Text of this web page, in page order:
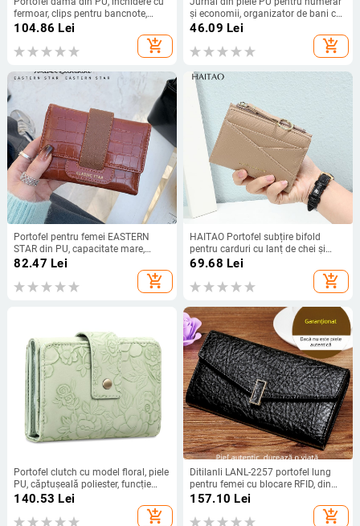
fermoar, clips pentru bancnote,
compartimente multiple, model
104.86 Lei
add_shopping_cart
și economii, organizator de bani cu
capacitate mare, notebook creativ
46.09 Lei
add_shopping_cart
Portofel pentru femei EASTERN
STAR din PU, capacitate mare,
funcție de extindere, căptușeală
82.47 Lei
add_shopping_cart
HAITAO Portofel subțire bifold
pentru carduri cu lanț de chei și
buzunar pentru monede — material
căptușeală din poliester, Iarna 2025
69.68 Lei
add_shopping_cart
Portofel clutch cu model floral, piele
PU, căptușeală poliester, funcție
anti-furt
140.53 Lei
add_shopping_cart
Ditilanli LANL-2257 portofel lung
pentru femei cu blocare RFID, din
piele de vită naturală,
157.10 Lei
add_shopping_cart